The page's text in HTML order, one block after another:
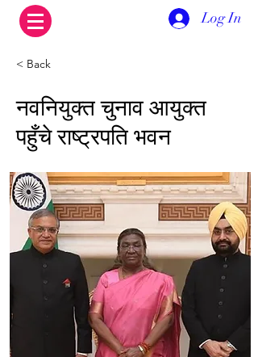
Log In
< Back
नवनियुक्त चुनाव आयुक्त
पहुँचे राष्ट्रपति भवन